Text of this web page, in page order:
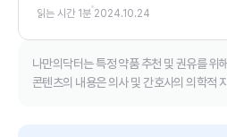
읽는 시간 1분 2024.10.24
나만의닥터는 특정 약품 추천 및 권유를 위
콘텐츠의 내용은 의사 및 간호사의 의학적